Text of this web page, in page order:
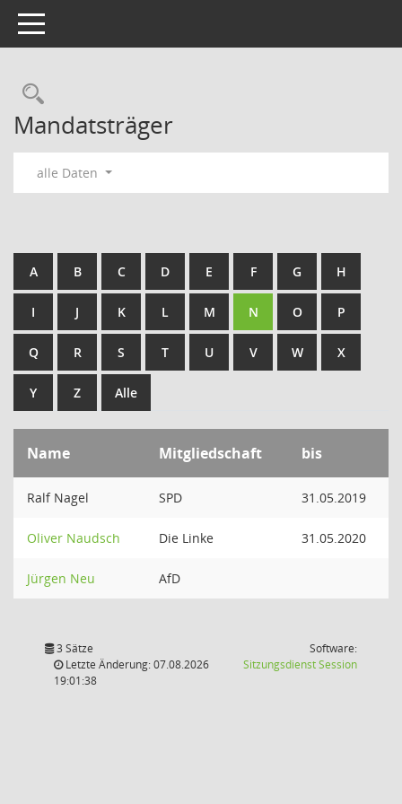
Toggle navigation
Rechercheauswahl
Mandatsträger
alle Daten
A B C D E F G H
I J K L M N O P
Q R S T U V W X
Y Z Alle
Name Mitgliedschaft bis
Ralf Nagel SPD 31.05.2019
Oliver Naudsch Die Linke 31.05.2020
Jürgen Neu AfD
3 Sätze
Letzte Änderung: 07.08.2026
19:01:38
Software:
SitzungsdienstSession(Wird in